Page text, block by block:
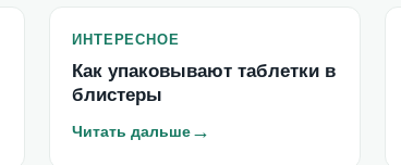
ИНТЕРЕСНОЕ
Как упаковывают таблетки в
блистеры
Читать дальше→